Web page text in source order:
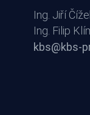
Ing. Jiří
Ing. Filip
kbs@kbs-